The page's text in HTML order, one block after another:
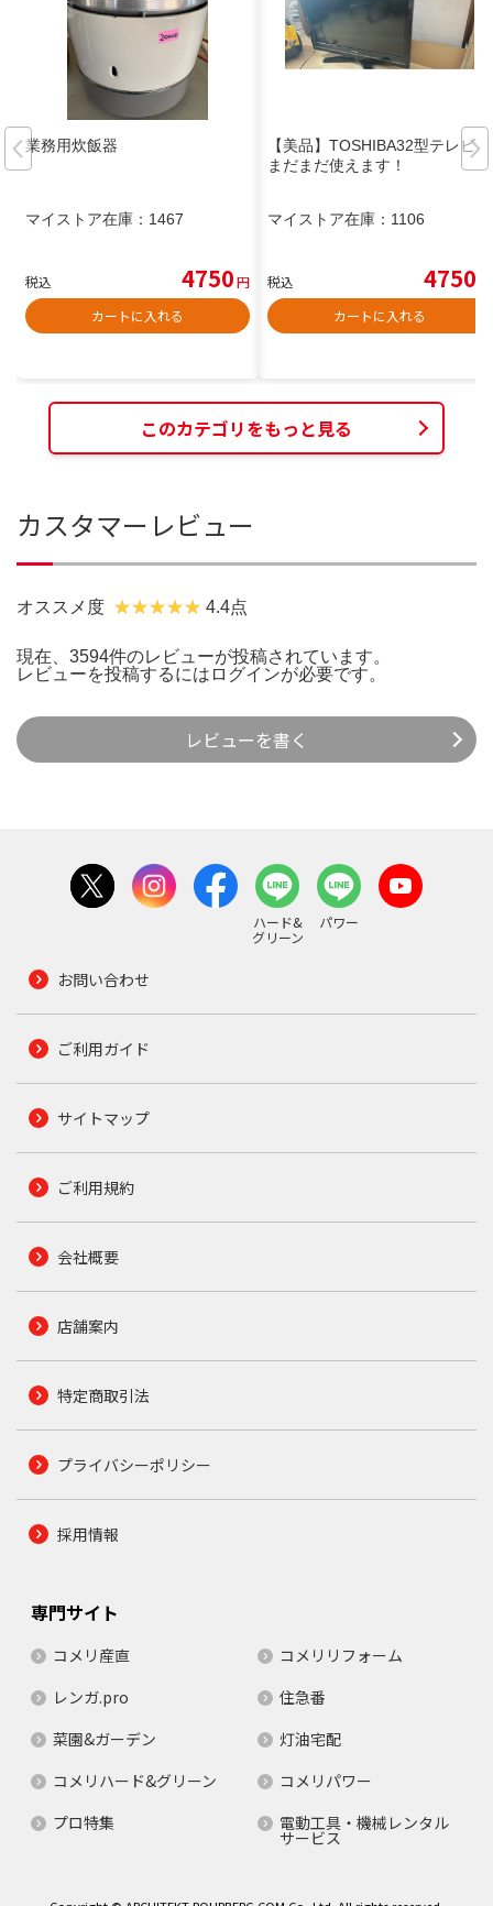
業務用炊飯器
マイストア在庫： 1467
税込 4750円
カートに入れる
【美品】TOSHIBA32型テレビ
まだまだ使えます！
マイストア在庫： 1106
税込 4750
カートに入れる
このカテゴリをもっと見る
カスタマーレビュー
オススメ度 4.4点
現在、3594件のレビューが投稿されています。
レビューを投稿するには ログインが必要です。
レビューを書く
ハード&
グリーン
パワー
お問い合わせ
ご利用ガイド
サイトマップ
ご利用規約
会社概要
店舗案内
特定商取引法
プライバシーポリシー
採用情報
専門サイト
コメリ産直
コメリリフォーム
レンガ.pro
住急番
菜園&ガーデン
灯油宅配
コメリハード&グリーン
コメリパワー
プロ特集
電動工具・機械レンタル
サービス